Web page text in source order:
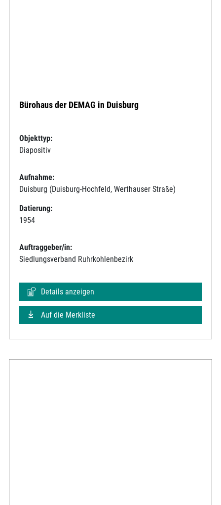
Bürohaus der DEMAG in Duisburg
Objekttyp:
Diapositiv
Aufnahme:
Duisburg (Duisburg-Hochfeld, Werthauser Straße)
Datierung:
1954
Auftraggeber/in:
Siedlungsverband Ruhrkohlenbezirk
Details anzeigen
Auf die Merkliste